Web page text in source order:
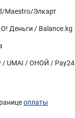
Maestro/Элкарт
Деньги / Balance.kg
/ UMAI / ОНОЙ / Pay24
оплаты